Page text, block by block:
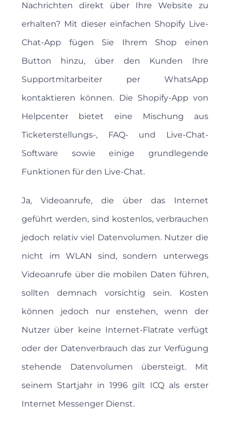
Nachrichten direkt über Ihre Website zu
erhalten? Mit dieser einfachen Shopify Live-
Chat-App fügen Sie Ihrem Shop einen
Button hinzu, über den Kunden Ihre
Supportmitarbeiter per WhatsApp
kontaktieren können. Die Shopify-App von
Helpcenter bietet eine Mischung aus
Ticketerstellungs-, FAQ- und Live-Chat-
Software sowie einige grundlegende
Funktionen für den Live-Chat.
Ja, Videoanrufe, die über das Internet
geführt werden, sind kostenlos, verbrauchen
jedoch relativ viel Datenvolumen. Nutzer die
nicht im WLAN sind, sondern unterwegs
Videoanrufe über die mobilen Daten führen,
sollten demnach vorsichtig sein. Kosten
können jedoch nur enstehen, wenn der
Nutzer über keine Internet-Flatrate verfügt
oder der Datenverbrauch das zur Verfügung
stehende Datenvolumen übersteigt. Mit
seinem Startjahr in 1996 gilt ICQ als erster
Internet Messenger Dienst.